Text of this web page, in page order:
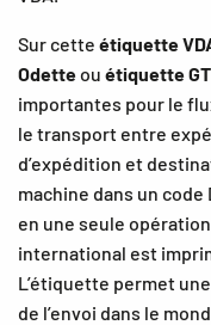
Sur cette étiquette
Odetteou étiquette
importantes pour le
le transport entre
d’expédition et
machine dans un
en une seule
international est
L’étiquette permet
de l’envoi dans le